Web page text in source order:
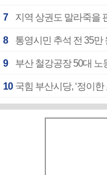
7 지역 상권도 말라죽을
8 통영시민 추석 전 35만
9 부산 철강공장 50대 노
10